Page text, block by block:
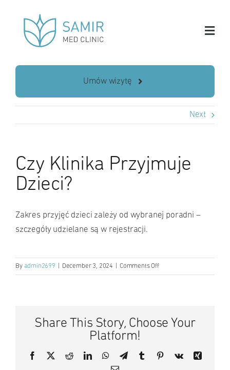
content
Umów wizytę
Next
Czy Klinika Przyjmuje
Dzieci?
Zakres przyjęć dzieci zależy od wybranej poradni –
szczegóły udzielane są w rejestracji.
By admin2699 December 3, 2024 Comments Offon
Czy
Share This Story, Choose Your
Platform!
Facebook
X RedditLinkedInWhatsApp
TelegramTumblr PinterestVk
Xing